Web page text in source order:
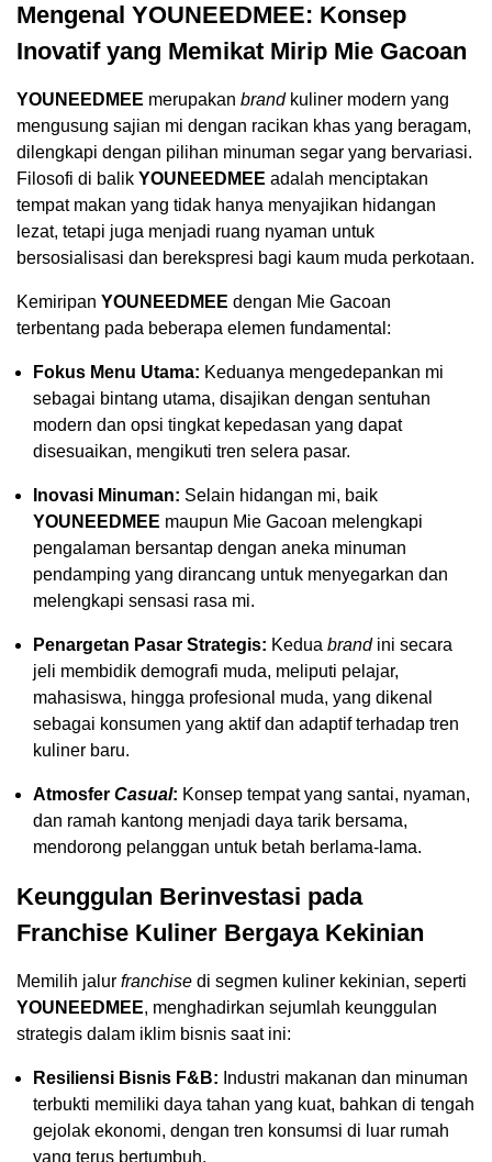
Mengenal YOUNEEDMEE: Konsep
Inovatif yang Memikat Mirip Mie Gacoan
YOUNEEDMEE merupakan brand kuliner modern yang
mengusung sajian mi dengan racikan khas yang beragam,
dilengkapi dengan pilihan minuman segar yang bervariasi.
Filosofi di balik YOUNEEDMEE adalah menciptakan
tempat makan yang tidak hanya menyajikan hidangan
lezat, tetapi juga menjadi ruang nyaman untuk
bersosialisasi dan berekspresi bagi kaum muda perkotaan.
Kemiripan YOUNEEDMEE dengan Mie Gacoan
terbentang pada beberapa elemen fundamental:
Fokus Menu Utama: Keduanya mengedepankan mi
sebagai bintang utama, disajikan dengan sentuhan
modern dan opsi tingkat kepedasan yang dapat
disesuaikan, mengikuti tren selera pasar.
Inovasi Minuman: Selain hidangan mi, baik
YOUNEEDMEE maupun Mie Gacoan melengkapi
pengalaman bersantap dengan aneka minuman
pendamping yang dirancang untuk menyegarkan dan
melengkapi sensasi rasa mi.
Penargetan Pasar Strategis: Kedua brand ini secara
jeli membidik demografi muda, meliputi pelajar,
mahasiswa, hingga profesional muda, yang dikenal
sebagai konsumen yang aktif dan adaptif terhadap tren
kuliner baru.
Atmosfer Casual: Konsep tempat yang santai, nyaman,
dan ramah kantong menjadi daya tarik bersama,
mendorong pelanggan untuk betah berlama-lama.
Keunggulan Berinvestasi pada
Franchise Kuliner Bergaya Kekinian
Memilih jalur franchise di segmen kuliner kekinian, seperti
YOUNEEDMEE, menghadirkan sejumlah keunggulan
strategis dalam iklim bisnis saat ini:
Resiliensi Bisnis F&B: Industri makanan dan minuman
terbukti memiliki daya tahan yang kuat, bahkan di tengah
gejolak ekonomi, dengan tren konsumsi di luar rumah
yang terus bertumbuh.